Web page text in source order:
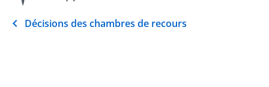
Décisions des chambres de recours